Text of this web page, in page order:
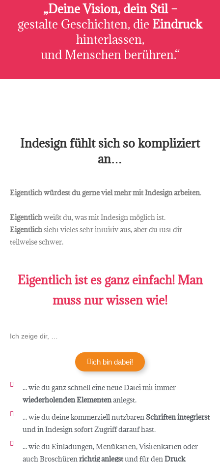
„Deine Vision, dein Stil –
gestalte Geschichten, die Eindruck
hinterlassen,
und Menschen berühren.“
Indesign fühlt sich so kompliziert
an…
Eigentlich würdest du gerne viel mehr mit Indesign arbeiten.
Eigentlichweißt du, was mit Indesign möglich ist.
Eigentlichsieht vieles sehr intuitiv aus, aber du tust dir
teilweise schwer.
Eigentlich ist es ganz einfach! Man
muss nur wissen wie!
Ich zeige dir, …
ich bin dabei!
... wie du ganz schnell eine neue Datei mit immer
wiederholenden Elementenanlegst.
... wie du deine kommerziell nutzbaren Schriften integrierst
und in Indesign sofort Zugriff darauf hast.
... wie du Einladungen, Menükarten, Visitenkarten oder
auch Broschürenrichtig anlegstund für denDruck